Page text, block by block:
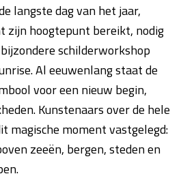
langste dag van het jaar,
zijn hoogtepunt bereikt, nodig
schilderworkshop
Al eeuwenlang staat de
voor een nieuw begin,
Kunstenaars over de hele
magische moment vastgelegd:
zeeën, bergen, steden en